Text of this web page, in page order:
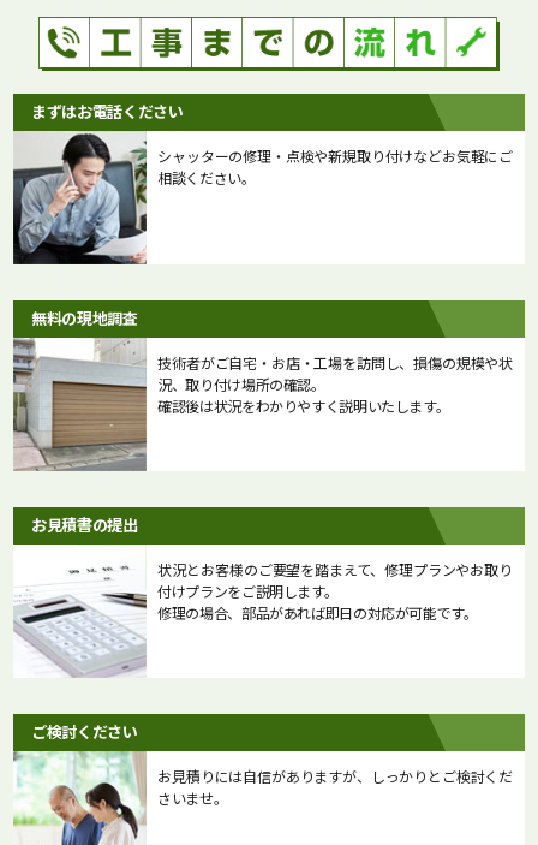
まずはお電話ください
シャッターの修理・点検や新規取り付けなどお気軽にご
相談ください。
無料の現地調査
技術者がご自宅・お店・工場を訪問し、損傷の規模や状
況、取り付け場所の確認。
確認後は状況をわかりやすく説明いたします。
お見積書の提出
状況とお客様のご要望を踏まえて、修理プランやお取り
付けプランをご説明します。
修理の場合、部品があれば即日の対応が可能です。
ご検討ください
お見積りには自信がありますが、しっかりとご検討くだ
さいませ。